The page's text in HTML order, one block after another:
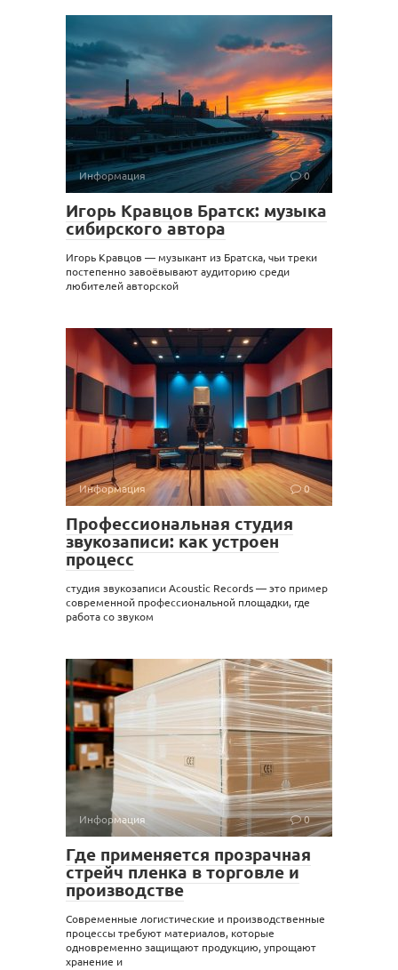
Информация 0
Игорь Кравцов Братск: музыка
сибирского автора
Игорь Кравцов — музыкант из Братска, чьи треки
постепенно завоёвывают аудиторию среди
любителей авторской
Информация 0
Профессиональная студия
звукозаписи: как устроен
процесс
студия звукозаписи Acoustic Records — это пример
современной профессиональной площадки, где
работа со звуком
Информация 0
Где применяется прозрачная
стрейч пленка в торговле и
производстве
Современные логистические и производственные
процессы требуют материалов, которые
одновременно защищают продукцию, упрощают
хранение и